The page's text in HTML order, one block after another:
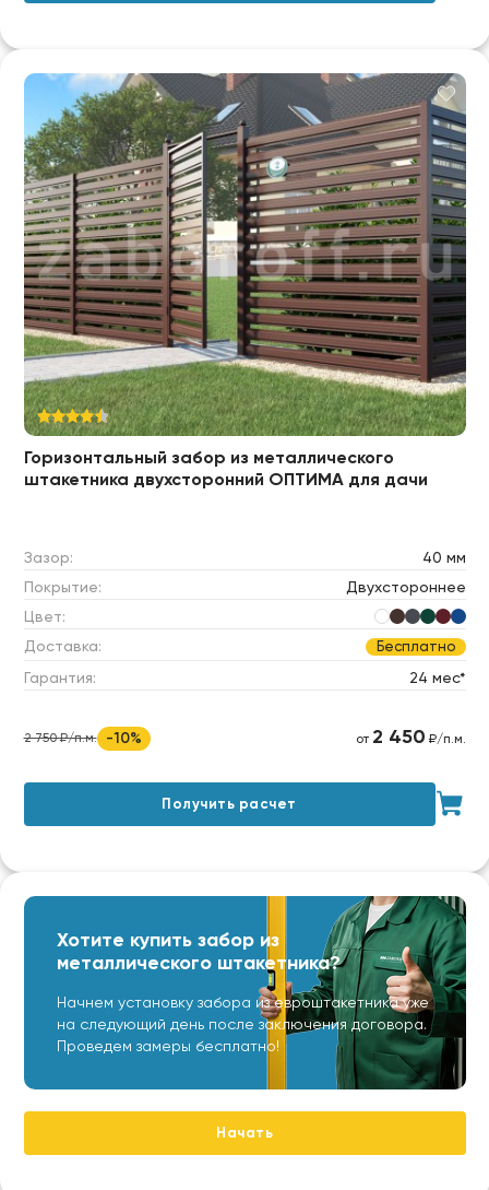
Горизонтальный забор из металлического
штакетника двухсторонний ОПТИМА для дачи
Зазор:
40 мм
Покрытие:
Двухстороннее
Цвет:
Доставка:
Бесплатно
Гарантия: 24 мес*
2 750 ₽/п.м. -10% от 2 450 ₽/п.м.
Получить расчет
Хотите купить забор из
металлического штакетника?
Начнем установку забора из евроштакетника уже
на следующий день после заключения договора.
Проведем замеры бесплатно!
Начать